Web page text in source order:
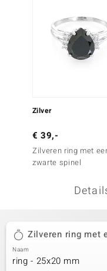
Collection
Zilver
€ 39,-
Zilveren ring met
zwarte spinel
Zilveren ring met
Naam
ring - 25x20 mm